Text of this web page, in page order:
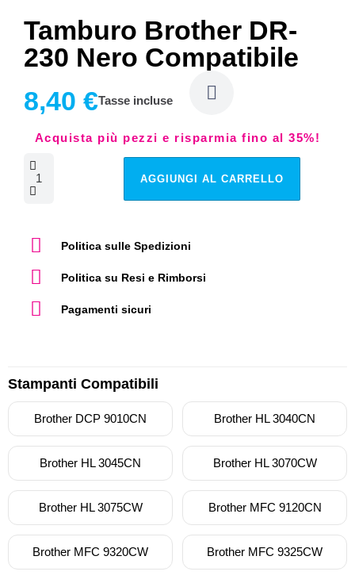
Tamburo Brother DR-
230 Nero Compatibile
8,40 €Tasse incluse
Acquista più pezzi e risparmia fino al 35%!
AGGIUNGI AL CARRELLO
Politica sulle Spedizioni
Politica su Resi e Rimborsi
Pagamenti sicuri
Stampanti Compatibili
Brother DCP 9010CN Brother HL 3040CN
Brother HL 3045CN Brother HL 3070CW
Brother HL 3075CW Brother MFC 9120CN
Brother MFC 9320CW Brother MFC 9325CW